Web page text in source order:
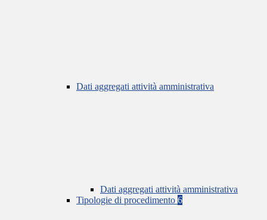
Dati aggregati attività amministrativa
Dati aggregati attività amministrativa
Tipologie di procedimento 6